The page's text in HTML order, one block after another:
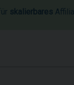
skalierbares